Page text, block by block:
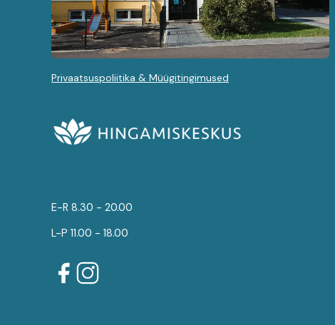
Privaatsuspoliitika & Müügitingimused
E-R 8.30 - 20.00
L-P 11.00 - 18.00